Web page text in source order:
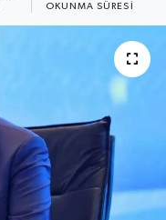
OKUNMA SÜRESI